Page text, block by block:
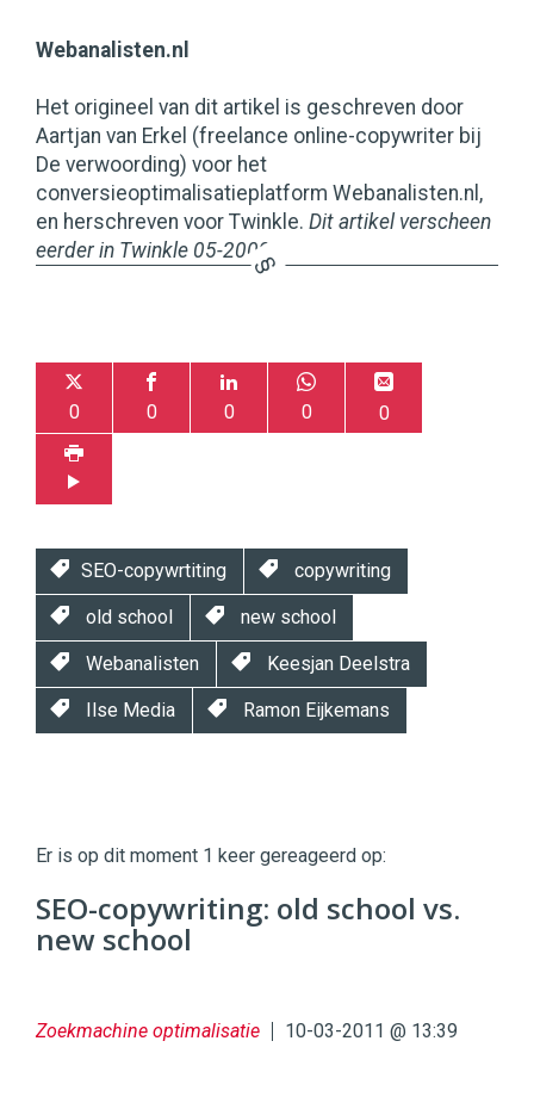
Webanalisten.nl
Het origineel van dit artikel is geschreven door
Aartjan van Erkel (freelance online-copywriter bij
De verwoording) voor het
conversieoptimalisatieplatform Webanalisten.nl,
en herschreven voor Twinkle. Dit artikel verscheen
eerder in Twinkle 05-2009.
0 0 0 0 0
SEO-copywrtiting copywriting
old school new school
Webanalisten Keesjan Deelstra
Ilse Media Ramon Eijkemans
|
Digital
Commerce https://twinklemagazine.nl
9654
Er is op dit moment 1 keer gereageerd op:
SEO-copywriting: old school vs.
new school
Zoekmachine optimalisatie 10-03-2011 @ 13:39